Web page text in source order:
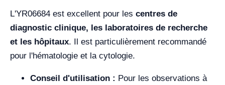
L'YR06684 est excellent pour les centres de
diagnostic clinique, les laboratoires de recherche
et les hôpitaux. Il est particulièrement recommandé
pour l'hématologie et la cytologie.
Conseil d'utilisation : Pour les observations à